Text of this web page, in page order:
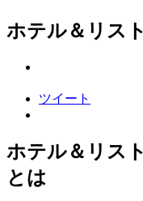
ホテル＆リス
ツイート
ホテル＆リス
とは